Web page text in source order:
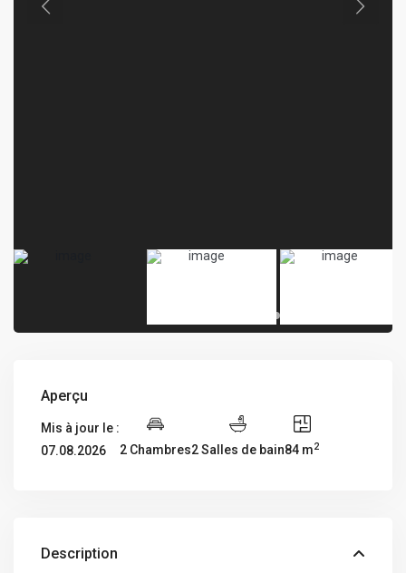
Aperçu
Mis à jour le :
07.08.2026
2 Chambres2 Salles de bain84 m2
Description